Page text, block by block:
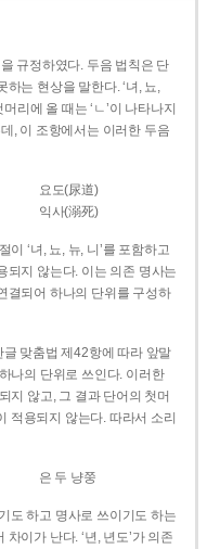
규정하였다. 두음 법칙은 단
는 현상을 말한다. ‘녀, 뇨,
리에 올 때는 ‘ㄴ’이 나타나지
, 이 조항에서는 이러한 두음
요도(尿道)
익사(溺死)
‘녀, 뇨, 뉴, 니’를 포함하고
되지 않는다. 이는 의존 명사는
결되어 하나의 단위를 구성하
글 맞춤법 제42항에 따라 앞말
나의 단위로 쓰인다. 이러한
지 않고, 그 결과 단어의 첫머
적용되지 않는다. 따라서 소리
은 두 냥쭝
도 하고 명사로 쓰이기도 하는
이가 난다. ‘년, 년도’가 의존